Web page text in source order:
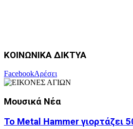
ΚΟΙΝΩΝΙΚΑ ΔΙΚΤΥΑ
FacebookΑρέσει
Μουσικά Νέα
Το Metal Hammer γιορτάζει